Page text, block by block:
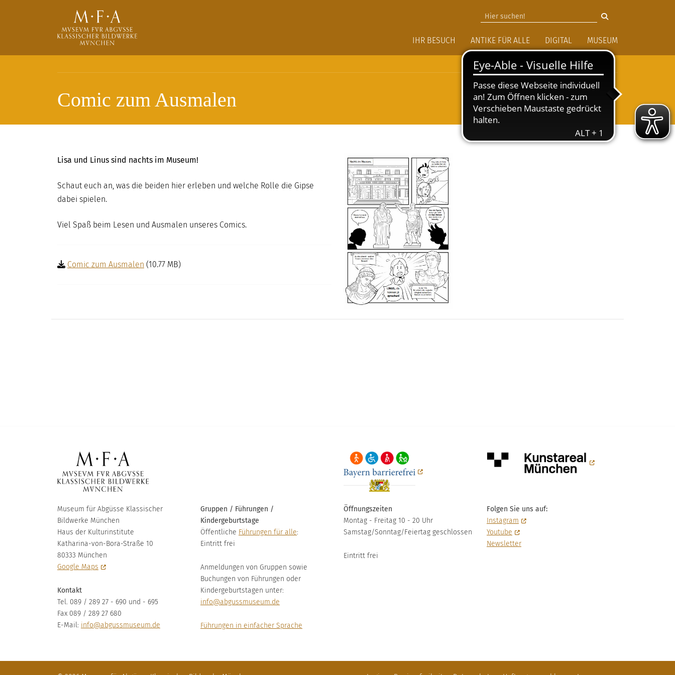
SUCHE
Main navigation
IHR BESUCH ANTIKE FÜR ALLE DIGITAL MUSEUM
Comic zum Ausmalen
Lisa und Linus sind nachts im Museum!
Schaut euch an, was die beiden hier erleben und welche Rolle die Gipse
dabei spielen.
Viel Spaß beim Lesen und Ausmalen unseres Comics.
Comic zum Ausmalen (10.77 MB)
Museum für Abgüsse Klassischer
Bildwerke München
Haus der Kulturinstitute
Katharina-von-Bora-Straße 10
80333 München
Google Maps
Kontakt
Tel. 089 / 289 27 - 690 und - 695
Fax 089 / 289 27 680
E-Mail: info@abgussmuseum.de
Gruppen / Führungen /
Kindergeburtstage
Öffentliche Führungen für alle:
Eintritt frei
Anmeldungen von Gruppen sowie
Buchungen von Führungen oder
Kindergeburtstagen unter:
info@abgussmuseum.de
Führungen in einfacher Sprache
Öffnungszeiten
Montag - Freitag 10 - 20 Uhr
Samstag/Sonntag/Feiertag geschlossen
Eintritt frei
Folgen Sie uns auf:
Instagram
Youtube
Newsletter